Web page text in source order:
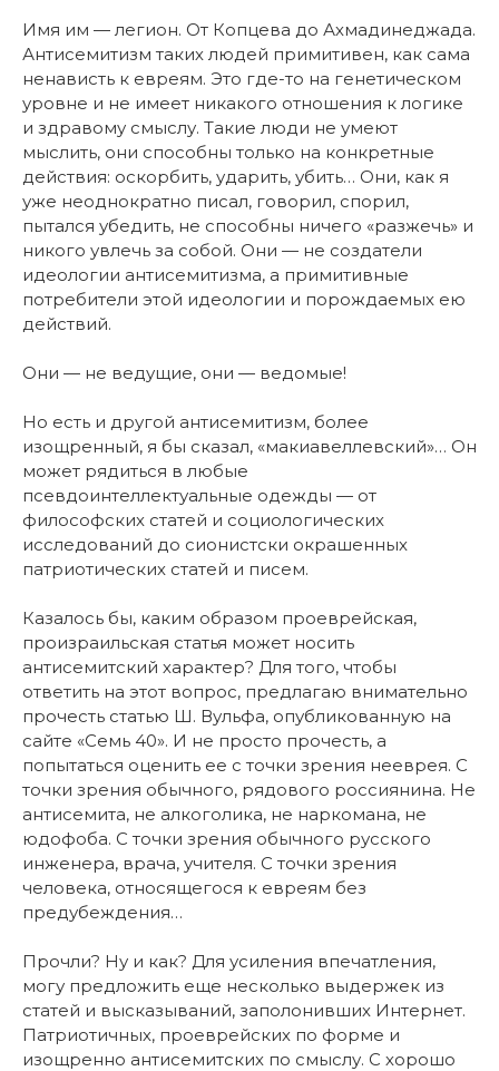
Имя им — легион. От Копцева до Ахмадинеджада.
Антисемитизм таких людей примитивен, как сама
ненависть к евреям. Это где-то на генетическом
уровне и не имеет никакого отношения к логике
и здравому смыслу. Такие люди не умеют
мыслить, они способны только на конкретные
действия: оскорбить, ударить, убить… Они, как я
уже неоднократно писал, говорил, спорил,
пытался убедить, не способны ничего «разжечь» и
никого увлечь за собой. Они — не создатели
идеологии антисемитизма, а примитивные
потребители этой идеологии и порождаемых ею
действий.
Они — не ведущие, они — ведомые!
Но есть и другой антисемитизм, более
изощренный, я бы сказал, «макиавеллевский»… Он
может рядиться в любые
псевдоинтеллектуальные одежды — от
философских статей и социологических
исследований до сионистски окрашенных
патриотических статей и писем.
Казалось бы, каким образом проеврейская,
произраильская статья может носить
антисемитский характер? Для того, чтобы
ответить на этот вопрос, предлагаю внимательно
прочесть статью Ш. Вульфа, опубликованную на
сайте «Семь 40». И не просто прочесть, а
попытаться оценить ее с точки зрения нееврея. С
точки зрения обычного, рядового россиянина. Не
антисемита, не алкоголика, не наркомана, не
юдофоба. С точки зрения обычного русского
инженера, врача, учителя. С точки зрения
человека, относящегося к евреям без
предубеждения…
Прочли? Ну и как? Для усиления впечатления,
могу предложить еще несколько выдержек из
статей и высказываний, заполонивших Интернет.
Патриотичных, проеврейских по форме и
изощренно антисемитских по смыслу. С хорошо